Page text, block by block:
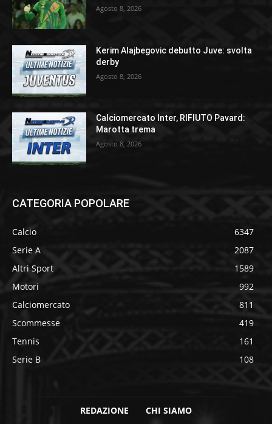
Agosto 8, 2026
Kerim Alajbegovic debutto Juve: svolta
derby
Agosto 8, 2026
Calciomercato Inter, RIFIUTO Pavard:
Marotta trema
Agosto 8, 2026
CATEGORIA POPOLARE
Calcio
6347
Serie A
2087
Altri Sport
1589
Motori
992
Calciomercato
811
Scommesse
419
Tennis
161
Serie B
108
REDAZIONE CHI SIAMO